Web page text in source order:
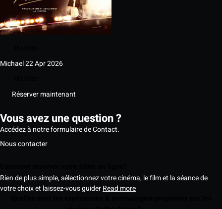
Michael22 Apr 2026
Réserver maintenant
Vous avez une question ?
Accédez à notre formulaire de Contact.
Nous contacter
Rien de plus simple, sélectionnez votre cinéma, le film et la séance de
votre choix et laissez-vous guiderRead more